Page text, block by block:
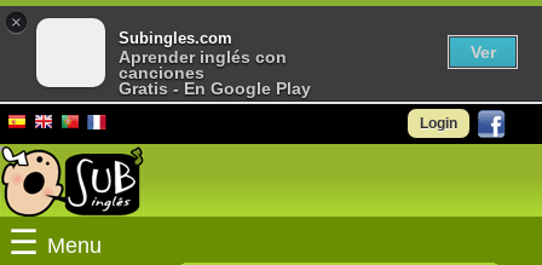
Login
☰ Menu
×
Subingles.com
Aprender inglés con
canciones
Gratis - En Google Play
Ver